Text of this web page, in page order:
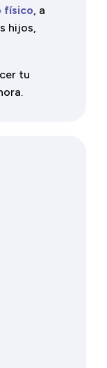
físico , a
hijos,
tu